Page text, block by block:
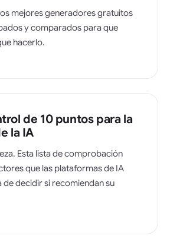
mejores generadores gratuitos
y comparados para que
hacerlo.
de 10 puntos para la
la IA
Esta lista de comprobación
que las plataformas de IA
de decidir si recomiendan su